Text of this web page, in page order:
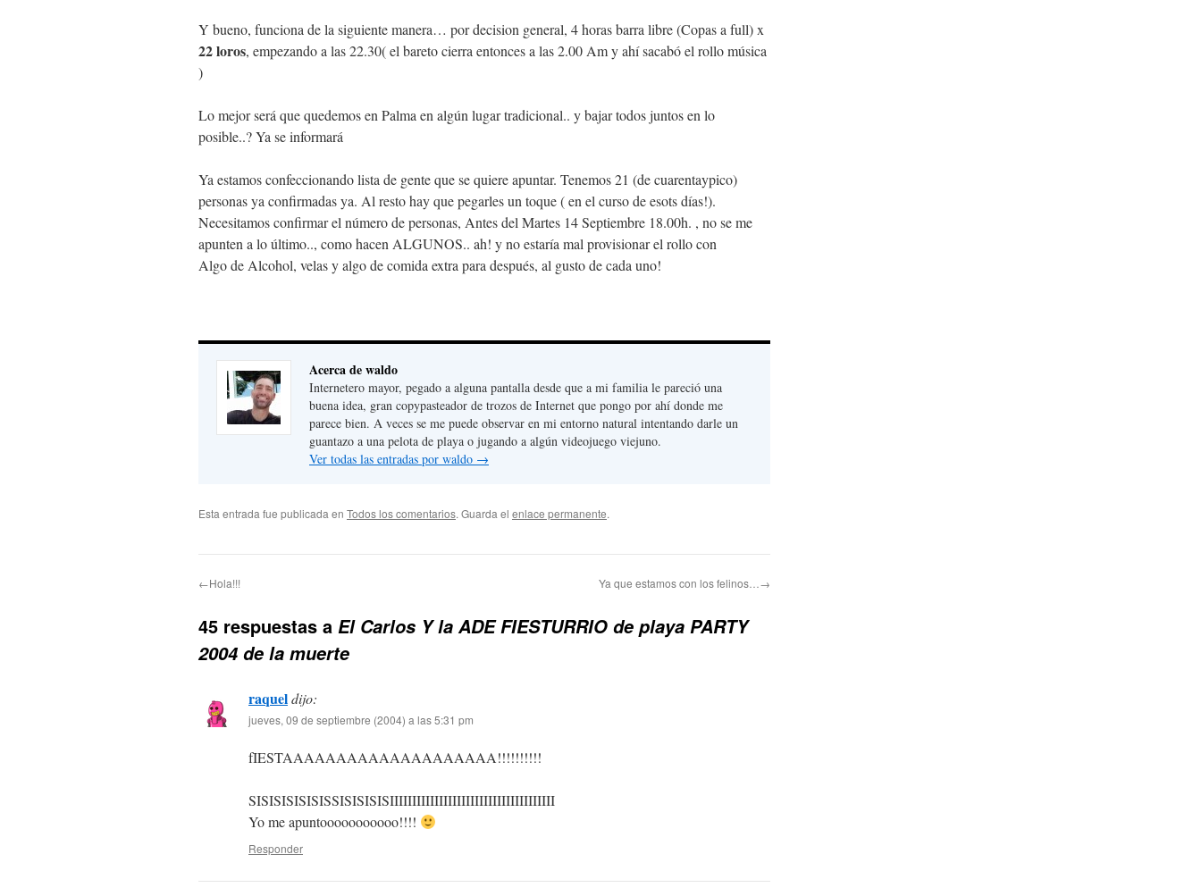
Y bueno, funciona de la siguiente manera… por decision general, 4 horas barra libre (Copas a full) x
22 loros, empezando a las 22.30( el bareto cierra entonces a las 2.00 Am y ahí sacabó el rollo música
)
Lo mejor será que quedemos en Palma en algún lugar tradicional.. y bajar todos juntos en lo
posible..? Ya se informará
Ya estamos confeccionando lista de gente que se quiere apuntar. Tenemos 21 (de cuarentaypico)
personas ya confirmadas ya. Al resto hay que pegarles un toque ( en el curso de esots días!).
Necesitamos confirmar el número de personas, Antes del Martes 14 Septiembre 18.00h. , no se me
apunten a lo último.., como hacen ALGUNOS.. ah! y no estaría mal provisionar el rollo con
Algo de Alcohol, velas y algo de comida extra para después, al gusto de cada uno!
Acerca de waldo
Internetero mayor, pegado a alguna pantalla desde que a mi familia le pareció una
buena idea, gran copypasteador de trozos de Internet que pongo por ahí donde me
parece bien. A veces se me puede observar en mi entorno natural intentando darle un
guantazo a una pelota de playa o jugando a algún videojuego viejuno.
Ver todas las entradas por waldo →
Esta entrada fue publicada en Todos los comentarios. Guarda el enlace permanente.
←Hola!!! Ya que estamos con los felinos…→
45 respuestas a El Carlos Y la ADE FIESTURRIO de playa PARTY
2004 de la muerte
raqueldijo:
jueves, 09 de septiembre (2004) a las 5:31 pm
fIESTAAAAAAAAAAAAAAAAAAAA!!!!!!!!!!
SISISISISISISSISISISISIIIIIIIIIIIIIIIIIIIIIIIIIIIIIIIIIIIII
Yo me apuntooooooooooo!!!!
Responder